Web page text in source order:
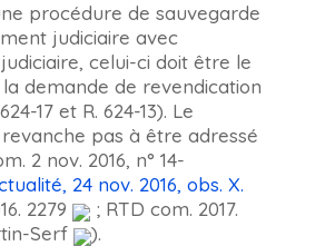
procédure de sauvegarde
judiciaire avec
celui-ci doit être le
demande de revendication
17 et R. 624-13). Le
pas à être adressé
2 nov. 2016, n° 14-
24 nov. 2016, obs. X.
2279
; RTD com. 2017.
Serf
).